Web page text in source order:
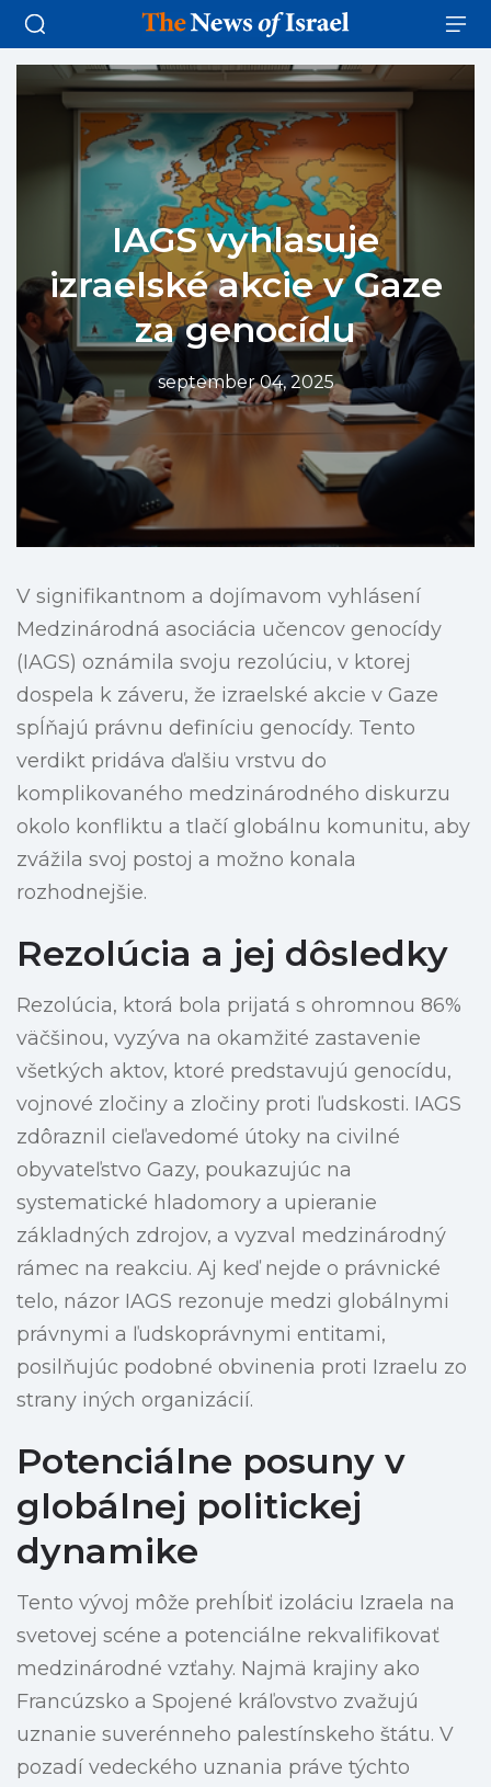
IAGS vyhlasuje
izraelské akcie v Gaze
za genocídu
september 04, 2025
V signifikantnom a dojímavom vyhlásení
Medzinárodná asociácia učencov genocídy
(IAGS) oznámila svoju rezolúciu, v ktorej
dospela k záveru, že izraelské akcie v Gaze
spĺňajú právnu definíciu genocídy. Tento
verdikt pridáva ďalšiu vrstvu do
komplikovaného medzinárodného diskurzu
okolo konfliktu a tlačí globálnu komunitu, aby
zvážila svoj postoj a možno konala
rozhodnejšie.
Rezolúcia a jej dôsledky
Rezolúcia, ktorá bola prijatá s ohromnou 86%
väčšinou, vyzýva na okamžité zastavenie
všetkých aktov, ktoré predstavujú genocídu,
vojnové zločiny a zločiny proti ľudskosti. IAGS
zdôraznil cieľavedomé útoky na civilné
obyvateľstvo Gazy, poukazujúc na
systematické hladomory a upieranie
základných zdrojov, a vyzval medzinárodný
rámec na reakciu. Aj keď nejde o právnické
telo, názor IAGS rezonuje medzi globálnymi
právnymi a ľudskoprávnymi entitami,
posilňujúc podobné obvinenia proti Izraelu zo
strany iných organizácií.
Potenciálne posuny v
globálnej politickej
dynamike
Tento vývoj môže prehĺbiť izoláciu Izraela na
svetovej scéne a potenciálne rekvalifikovať
medzinárodné vzťahy. Najmä krajiny ako
Francúzsko a Spojené kráľovstvo zvažujú
uznanie suverénneho palestínskeho štátu. V
pozadí vedeckého uznania práve týchto